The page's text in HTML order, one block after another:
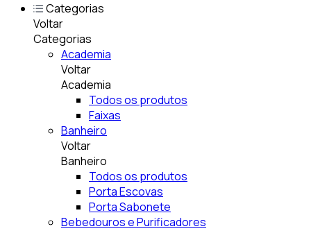
Categorias
Voltar
Categorias
Academia
Voltar
Academia
Todos os produtos
Faixas
Banheiro
Voltar
Banheiro
Todos os produtos
Porta Escovas
Porta Sabonete
Bebedouros e Purificadores